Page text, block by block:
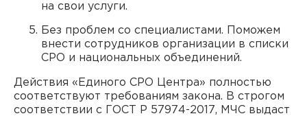
на свои услуги.
Без проблем со специалистами. Поможем
внести сотрудников организации в списки
СРО и национальных объединений.
Действия «Единого СРО Центра» полностью
соответствуют требованиям закона. В строгом
соответствии с ГОСТ Р 57974-2017, МЧС выдаст